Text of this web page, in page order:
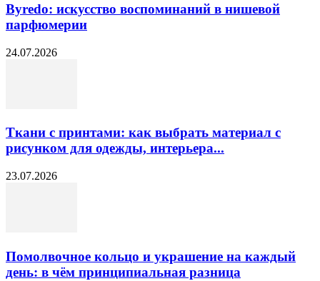
Byredo: искусство воспоминаний в нишевой
парфюмерии
24.07.2026
Ткани с принтами: как выбрать материал с
рисунком для одежды, интерьера...
23.07.2026
Помолвочное кольцо и украшение на каждый
день: в чём принципиальная разница